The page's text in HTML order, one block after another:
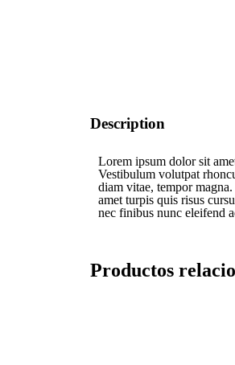
Description
Lorem ipsum dolor sit
Vestibulum volutpat
diam vitae, tempor
amet turpis quis risus
nec finibus nunc eleifend
Productos